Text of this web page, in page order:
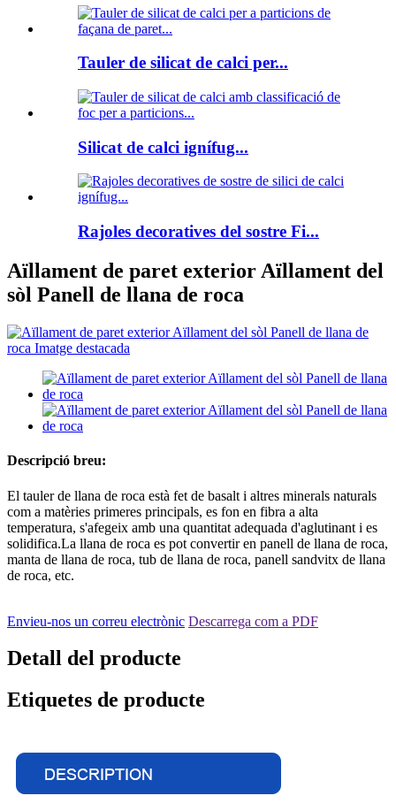
Tauler de silicat de calci per...
Silicat de calci ignífug...
Rajoles decoratives del sostre Fi...
Aïllament de paret exterior Aïllament del
sòl Panell de llana de roca
Descripció breu:
El tauler de llana de roca està fet de basalt i altres minerals naturals
com a matèries primeres principals, es fon en fibra a alta
temperatura, s'afegeix amb una quantitat adequada d'aglutinant i es
solidifica.La llana de roca es pot convertir en panell de llana de roca,
manta de llana de roca, tub de llana de roca, panell sandvitx de llana
de roca, etc.
Envieu-nos un correu electrònic Descarrega com a PDF
Detall del producte
Etiquetes de producte